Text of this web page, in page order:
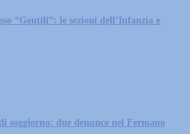
“Gentili”: le sezioni dell’Infanzia e
soggiorno: due denunce nel Fermano